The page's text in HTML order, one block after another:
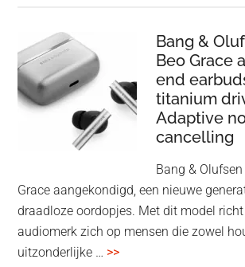
nu
ook
in
‘lossless’
kwaliteit
Bang &
Beo Grace
end
titanium
Adaptive
cancelling
Bang &
Grace aangekondigd, een nieuwe
draadloze oordopjes. Met dit model richt
audiomerk zich op mensen die zowel
uitzonderlijke … >>overBang